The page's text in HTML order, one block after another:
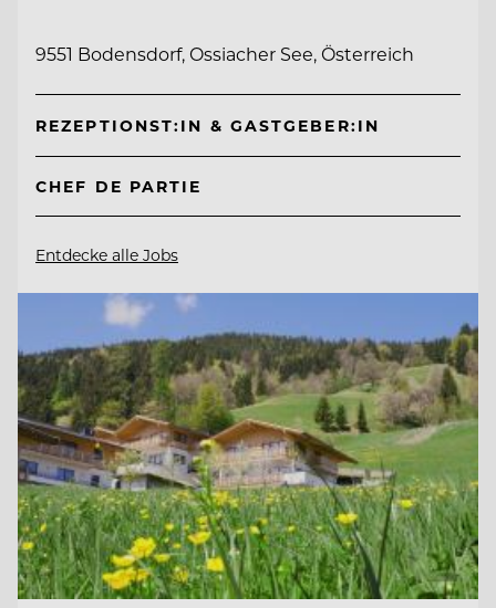
9551 Bodensdorf, Ossiacher See, Österreich
REZEPTIONST:IN & GASTGEBER:IN
CHEF DE PARTIE
Entdecke alle Jobs